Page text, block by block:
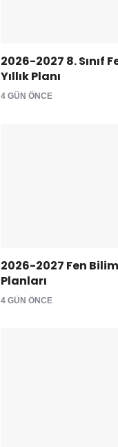
2026-2027 8. Sınıf
Yıllık Planı
4 GÜN ÖNCE
2026-2027 Fen
Planları
4 GÜN ÖNCE